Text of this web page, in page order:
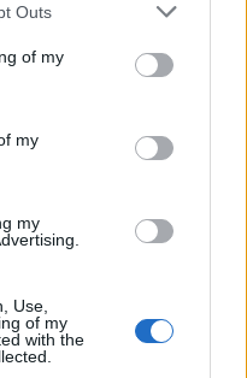
Outs
of my
my
my
Use,
of my
with the
από
προστασίας
στην Δ.Κ.
την Υψηλή
του Ευβοϊκού